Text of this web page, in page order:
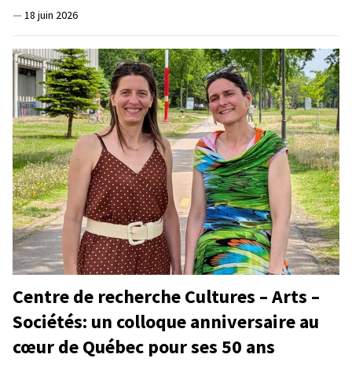
— 18 juin 2026
Centre de recherche Cultures – Arts –
Sociétés: un colloque anniversaire au
cœur de Québec pour ses 50 ans